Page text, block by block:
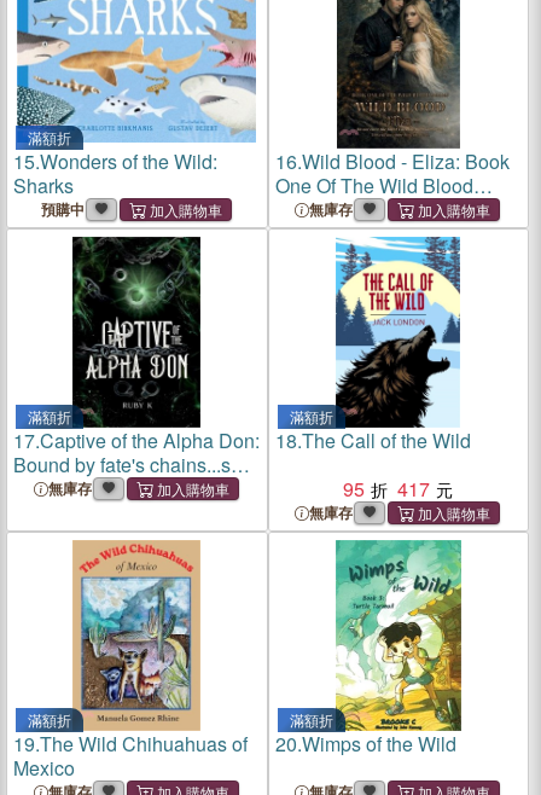
滿額折
15.Wonders of the Wild:
Sharks
預購中
16.Wild Blood - Eliza: Book
One Of The Wild Blood
Series無庫存
滿額折
17.Captive of the Alpha Don:
Bound by fate's chains...she
can run but she can't hide.
無庫存
滿額折
18.The Call of the Wild
95
417
無庫存
滿額折
19.The Wild Chihuahuas of
Mexico
滿額折
20.Wimps of the Wild